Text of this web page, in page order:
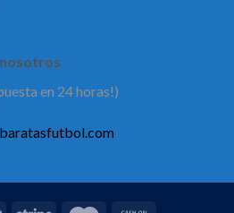
en 24 horas!)